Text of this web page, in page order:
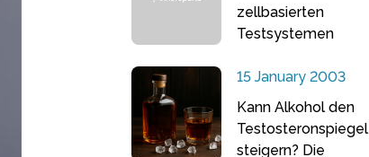
zellbasierten
Testsystemen
15 January 2003
Kann Alkohol den
Testosteronspiegel
steigern? Die